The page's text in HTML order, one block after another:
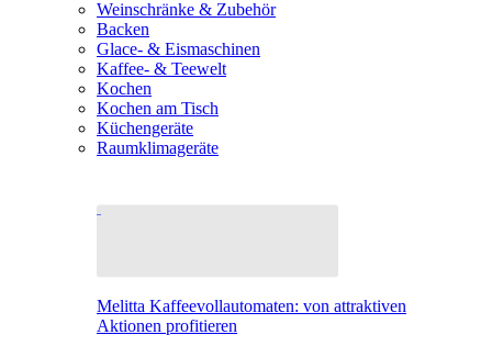
Weinschränke & Zubehör
Backen
Glace- & Eismaschinen
Kaffee- & Teewelt
Kochen
Kochen am Tisch
Küchengeräte
Raumklimageräte
Melitta Kaffeevollautomaten: von attraktiven
Aktionen profitieren